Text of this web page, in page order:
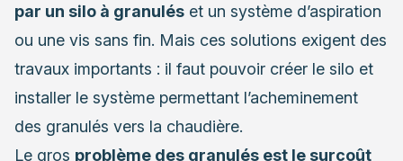
par un silo à granulés et un système d’aspiration
ou une vis sans fin. Mais ces solutions exigent des
travaux importants : il faut pouvoir créer le silo et
installer le système permettant l’acheminement
des granulés vers la chaudière.
Le gros problème des granulés est le surcoût